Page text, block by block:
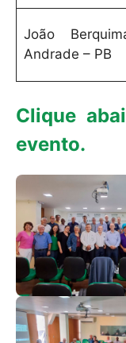
João
Andrade – PB
Clique
evento.